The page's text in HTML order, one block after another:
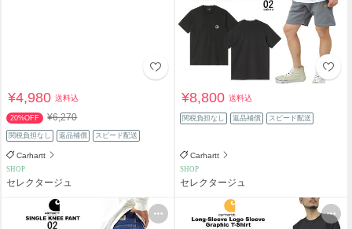
¥4,980送料込
20%OFF ¥6,270
関税負担なし 返品補償 スピード配送
Carhartt
SHOP
セレクタージュ
¥8,800送料込
関税負担なし 返品補償 スピード配送
Carhartt
SHOP
セレクタージュ